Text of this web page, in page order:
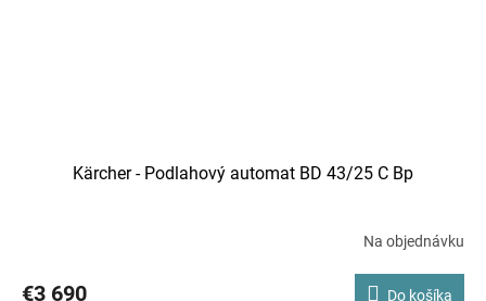
Kärcher - Podlahový automat BD 43/25 C Bp
Na objednávku
€3 690 Do košíka